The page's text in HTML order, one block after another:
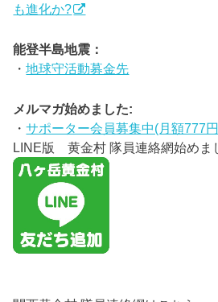
も進化か?
能登半島地震：
・地球守活動募金先
メルマガ始めました:
・サポーター会員募集中(月額777円
LINE版 黄金村 隊員連絡網始めま